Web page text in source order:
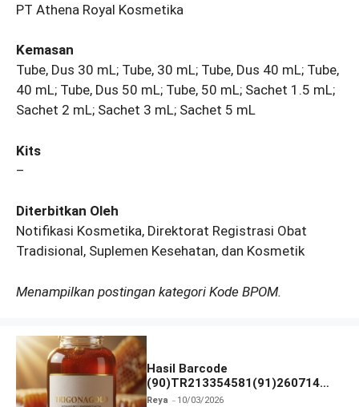
PT Athena Royal Kosmetika
Kemasan
Tube, Dus 30 mL; Tube, 30 mL; Tube, Dus 40 mL; Tube,
40 mL; Tube, Dus 50 mL; Tube, 50 mL; Sachet 1.5 mL;
Sachet 2 mL; Sachet 3 mL; Sachet 5 mL
Kits
–
Diterbitkan Oleh
Notifikasi Kosmetika, Direktorat Registrasi Obat
Tradisional, Suplemen Kesehatan, dan Kosmetik
Menampilkan postingan kategori Kode BPOM.
Hasil Barcode
(90)TR213354581(91)260714
dan Izin BPOM
Reya 10/03/2026